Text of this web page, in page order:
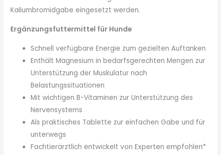
Kaliumbromidgabe eingesetzt werden.
Ergänzungsfuttermittel für Hunde
Schnell verfügbare Energie zum gezielten Auftanken
Enthält Magnesium in bedarfsgerechten Mengen zur
Unterstützung der Muskulatur nach
Belastungssituationen
Mit wichtigen B-Vitaminen zur Unterstützung des
Nervensystems
Als praktisches Tablette zur einfachen Gabe und für
unterwegs
Fachtierärztlich entwickelt von Experten empfohlen*